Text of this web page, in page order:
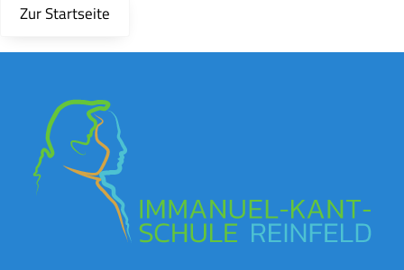
Zur Startseite